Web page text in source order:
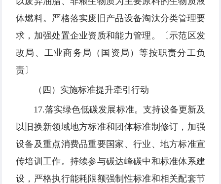
体燃料。严格落实废旧产品设备淘汰分类管理要
求，加强处置企业资质和能力管理。〔示范区发
改局、工业商务局（国资局）等按职责分工负
责〕
（四）实施标准提升牵引行动
17.落实绿色低碳发展标准。支持设备更新及
以旧换新领域地方标准和团体标准制修订，加强
设备及重点消费品重要国家、行业、地方标准宣
传培训工作。持续参与碳达峰碳中和标准体系建
设，严格执行能耗限额强制性标准和相关配套节